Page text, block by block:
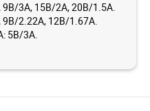
9В/3А, 15В/2А, 20В/1.5А.
9В/2.22А, 12В/1.67А.
5В/3A.